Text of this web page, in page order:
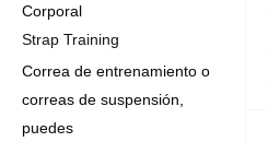
Corporal
Strap Training
Correa de entrenamiento o
correas de suspensión,
puedes